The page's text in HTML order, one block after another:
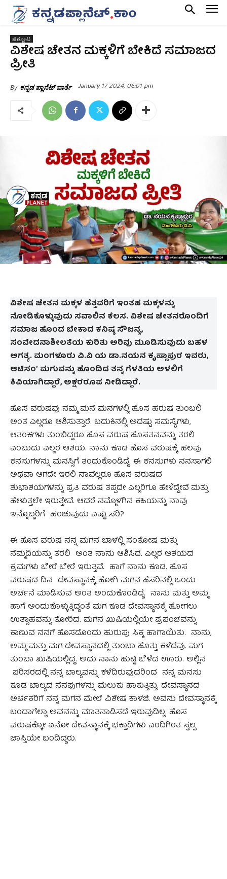
ಹೆಣ್ಣೋಟ
ವಿಶೇಷ ಚೇತನ ಮಕ್ಕಳಿಗೆ ಬೇಕಿದೆ ಸಮಾಜದ
ಪ್ರೀತಿ
By ಕನ್ನಡ ಪ್ಲಾನೆಟ್ ವಾರ್ತೆ January 17 2024, 06:01 pm
ವಿಶೇಷ ಚೇತನ ಮಕ್ಕಳ ಹೆತ್ತವರಿಗೆ ಇಂತಹ ಮಕ್ಕಳನ್ನು
ನೋಡಿಕೊಳ್ಳುವುದು ಸವಾಲಿನ ಕೆಲಸ. ವಿಶೇಷ ಚೇತನರೊಂದಿಗೆ
ಸಮಾಜ ಹೊಂದ ಬೇಕಾದ ಕನಿಷ್ಠ ಸೌಜನ್ಯ,
ಸಂವೇದನಾಶೀಲತೆಯ ಕುರಿತು ಅರಿವು ಮೂಡಿಸುವುದು ಬಹಳ
ಅಗತ್ಯ. ಮಂಗಳೂರು ವಿ.ವಿ ಯ ಡಾ.ನಯನ ಕೃಷ್ಣಾಪುರ ಇವರು,
ಆಟಿಸಂʼ ಮಗುವನ್ನು ಹೊಂದಿದ ತನ್ನ ಗೆಳತಿಯ ಅಳಲಿಗೆ
ಕಿವಿಯಾಗಿದ್ದಾರೆ, ಅಕ್ಷರರೂಪ ನೀಡಿದ್ದಾರೆ.
ಹೊಸ ವರುಷವು ನಮ್ಮ ಮನೆ ಮನಗಳಲ್ಲಿ ಹೊಸ ಹರುಷ ತುಂಬಲಿ
ಅಂತ ಎಲ್ಲರೂ ಆಶಿಸುತ್ತಾರೆ. ಬದುಕಿನಲ್ಲಿ ಅದೆಷ್ಟು ಸಮಸ್ಯೆಗಳು,
ಆತಂಕಗಳು ತುಂಬಿದ್ದರೂ ಹೊಸ ವರುಷ ಹೊಸತನವನ್ನು ತರಲಿ
ಎಂಬುದು ಎಲ್ಲರ ಆಶಯ. ನಾನು ಕೂಡ ಹೊಸ ವರುಷಕ್ಕೆ ಹಲವು
ಕನಸುಗಳನ್ನು ಮನಸ್ಸಿಗೆ ತಂದುಕೊಂಡಿದ್ದೆ. ಈ ಕನಸುಗಳು ನನಸಾಗಲಿ
ಅಥವಾ ಆಗದೇ ಇರಲಿ ನಾವೆಲ್ಲರೂ ಹೊಸ ವರುಷದ
ಶುಭಾಶಯಗಳನ್ನು ಪ್ರತಿ ವರುಷ ತಪ್ಪದೇ ಎಲ್ಲರಿಗೂ ಹೇಳಿದ್ದೇವೆ ಮತ್ತು
ಹೇಳುತ್ತಲೇ ಇರುತ್ತೇವೆ. ಆದರೆ ನಮ್ಮೊಳಗಿನ ಕಹಿಯನ್ನು ನಾವು
ಇನ್ನೊಬ್ಬರಿಗೆ ಹಂಚುವುದು ಎಷ್ಟು ಸರಿ?
ಈ ಹೊಸ ವರುಷ ನನ್ನ ಮಗನ ಬಾಳಲ್ಲಿ ಸಂತೋಷ ಮತ್ತು
ನೆಮ್ಮದಿಯನ್ನು ತರಲಿ ಅಂತ ನಾನು ಆಶಿಸಿದೆ. ಎಲ್ಲರ ಆಶಯದ
ಕ್ರಮಗಳು ಬೇರೆ ಬೇರೆ ಇರುತ್ತವೆ. ಹಾಗೆ ನಾನು ಕೂಡ. ಹೊಸ
ವರುಷದ ದಿನ ದೇವಸ್ಥಾನಕ್ಕೆ ಹೋಗಿ ಮಗನ ಹೆಸರಿನಲ್ಲಿ ಒಂದು
ಅರ್ಚನೆ ಮಾಡಿಸುವ ಅಂತ ಅಂದುಕೊಂಡಿದ್ದೆ. ನಾನು ಮತ್ತು ಅಮ್ಮ
ಹಾಗೆ ಅಂದುಕೊಳ್ಳುತ್ತಿದ್ದಂತೆ ಮಗ ಕೂಡ ದೇವಸ್ಥಾನಕ್ಕೆ ಹೋಗಲು
ಉತ್ಸಾಹವನ್ನು ತೋರಿದ. ಮಗನ ಖುಷಿಯಲ್ಲಿಯೇ ಪ್ರಪಂಚವನ್ನು
ಕಾಣುವ ನನಗೆ ಹೊಸದೊಂದು ಹುರುಪು ಸಿಕ್ಕ ಹಾಗಾಯಿತು. ನಾನು,
ಅಮ್ಮ ಮತ್ತು ಮಗ ದೇವಸ್ಥಾನದಲ್ಲಿ ತುಂಬಾ ಹೊತ್ತು ಕಳೆದೆವು. ಮಗ
ತುಂಬಾ ಖುಷಿಯಲ್ಲಿದ್ದ. ಅದು ನಾನು ಹುಟ್ಟಿ ಬೆಳೆದ ಊರು. ಅಲ್ಲಿನ
ಪರಿಸರದಲ್ಲಿ ನನ್ನ ಬಾಲ್ಯವನ್ನು ಕಳೆದಿರುವುದರಿಂದ ನನ್ನ ಮನಸು
ಕೂಡ ಬಾಲ್ಯದ ನೆನಪುಗಳನ್ನು ಮೆಲುಕು ಹಾಕುತ್ತಿತ್ತು. ದೇವಸ್ಥಾನದ
ಅರ್ಚಕರಿಗೆ ನನ್ನ ಮಗನ ಮೇಲೆ ವಿಶೇಷ ಕಾಳಜಿ. ಅವನು ದೇವಸ್ಥಾನಕ್ಕೆ
ಬಂದಾಗೆಲ್ಲಾ ಅವನನ್ನು ಮಾತನಾಡಿಸದೆ ಇರುವುದಿಲ್ಲ. ಹೊಸ
ವರುಷಕ್ಕೋ ಏನೋ ದೇವಸ್ಥಾನಕ್ಕೆ ಭಕ್ತಾದಿಗಳು ಎಂದಿಗಿಂತ ಸ್ವಲ್ಪ
ಜಾಸ್ತಿಯೇ ಬಂದಿದ್ದರು.